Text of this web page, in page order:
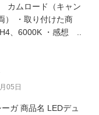
カムロード（キャン
） ・取り付けた商
6000K ・感想 ..
05日
ガ 商品名 LEDデュ